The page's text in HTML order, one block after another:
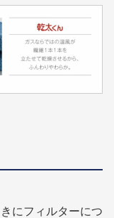
にフィルターにつ